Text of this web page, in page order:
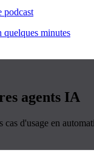
podcast
quelques minutes
agents IA
d'usage en